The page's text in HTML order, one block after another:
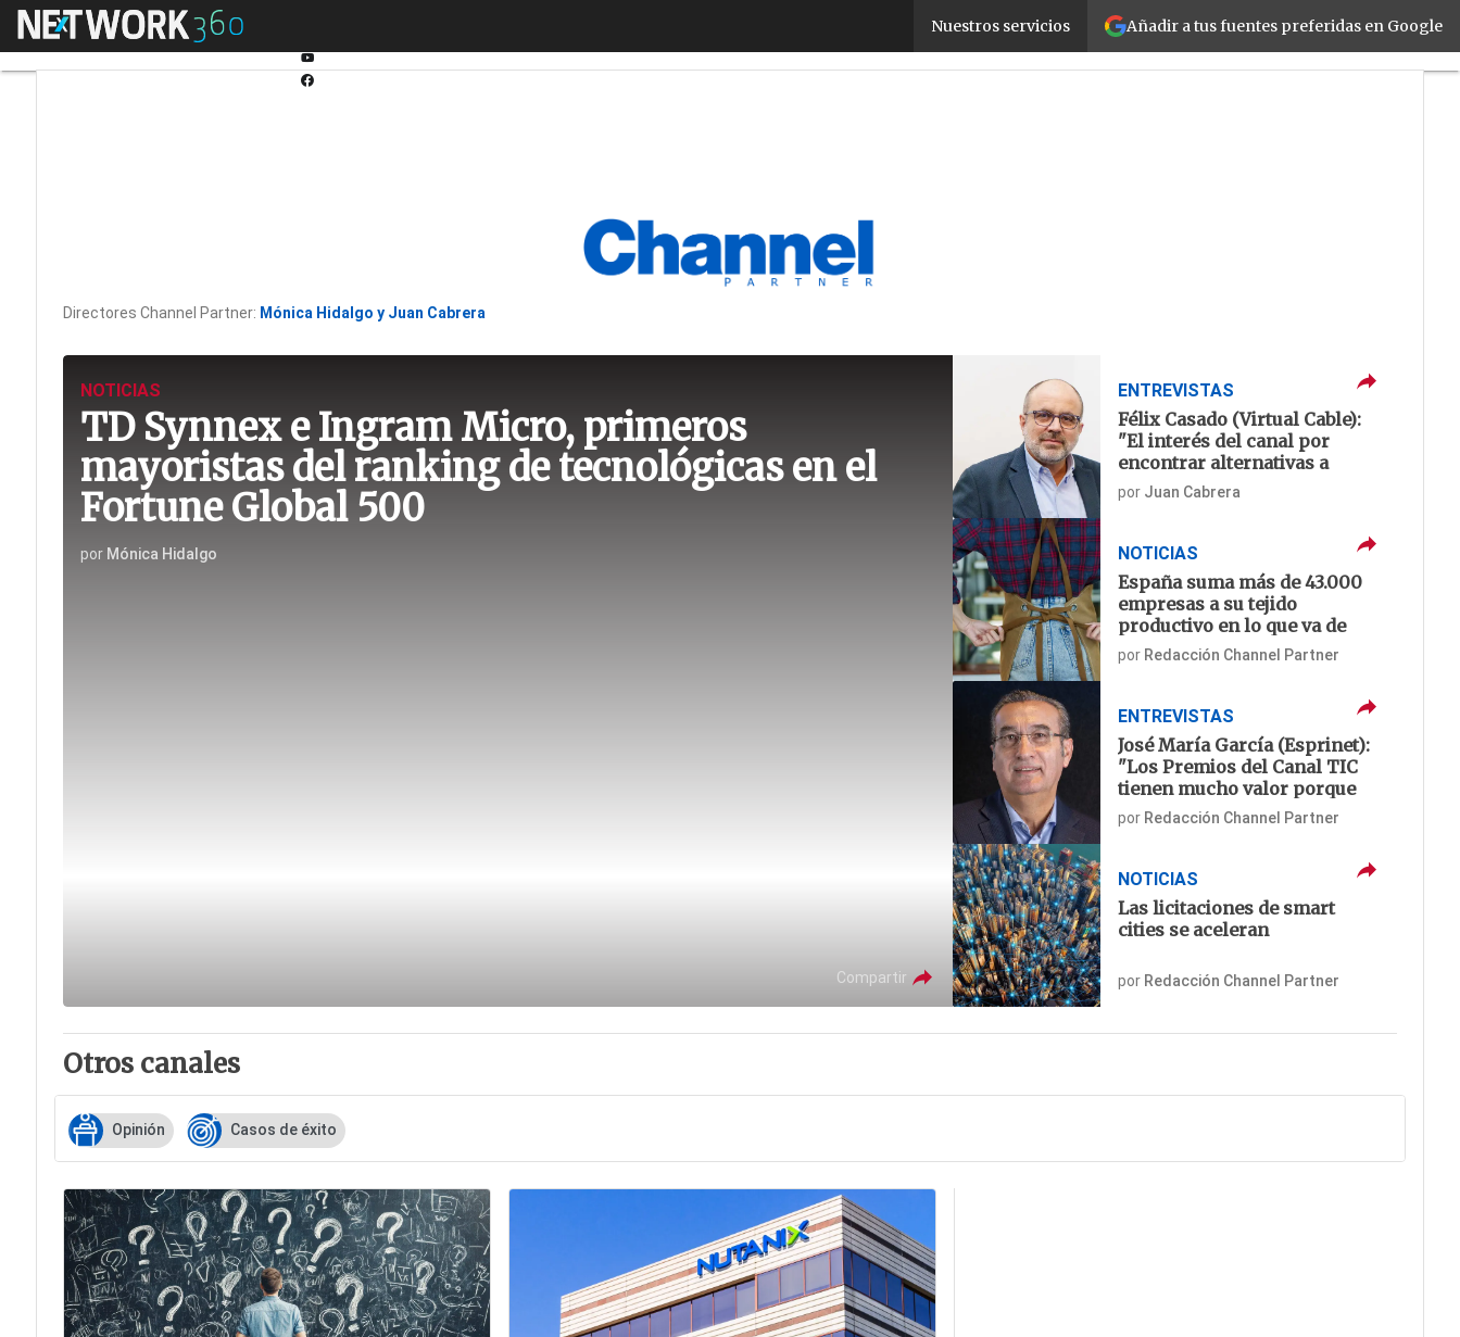
Añadir a tus fuentes preferidas en Google
Nuestros servicios
Menú
Youtube-
La Guía del ISV¿Quién es Quién?
Directores Channel Partner: Mónica Hidalgo y Juan Cabrera
NOTICIAS
TD Synnex e Ingram Micro, primeros
mayoristas del ranking de tecnológicas en el
Fortune Global 500
por Mónica Hidalgo
Compartir
ENTREVISTAS
Félix Casado (Virtual Cable):
"El interés del canal por
encontrar alternativas a
VMware es altísimo. En los
últimos meses nos han
por Juan Cabrera
NOTICIAS
España suma más de 43.000
empresas a su tejido
productivo en lo que va de
año
por Redacción Channel Partner
ENTREVISTAS
José María García (Esprinet):
"Los Premios del Canal TIC
tienen mucho valor porque
son los partners los que
reconocen el trabajo de
por Redacción Channel Partner
NOTICIAS
Las licitaciones de smart
cities se aceleran
por Redacción Channel Partner
Otros canales
Opinión Casos de éxito